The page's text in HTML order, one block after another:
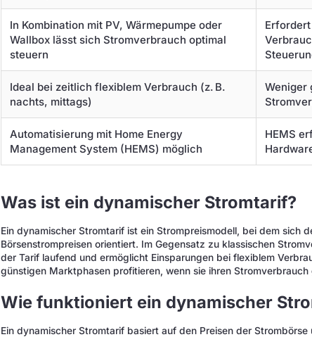
In Kombination mit PV, Wärmepumpe oder
Wallbox lässt sich Stromverbrauch optimal
steuern
Ideal bei zeitlich flexiblem Verbrauch (z. B.
nachts, mittags)
Weniger
Automatisierung mit Home Energy
Management System (HEMS) möglich
HEMS
Was ist ein dynamischer Stromtarif?
Ein dynamischer Stromtarif ist ein Strompreismodell, bei dem sich
Börsenstrompreisen orientiert. Im Gegensatz zu klassischen
der Tarif laufend und ermöglicht Einsparungen bei flexiblem
günstigen Marktphasen profitieren, wenn sie ihren
Wie funktioniert ein dynamischer
Ein dynamischer Stromtarif basiert auf den Preisen der